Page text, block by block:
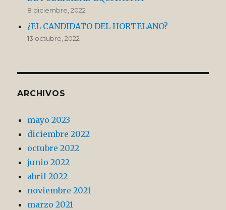
8 diciembre, 2022
¿EL CANDIDATO DEL HORTELANO?
13 octubre, 2022
ARCHIVOS
mayo 2023
diciembre 2022
octubre 2022
junio 2022
abril 2022
noviembre 2021
marzo 2021